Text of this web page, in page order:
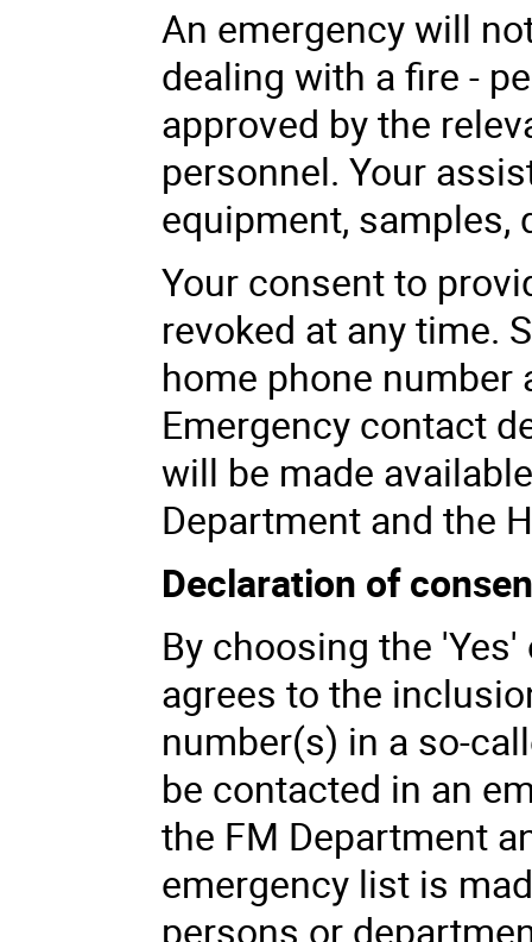
An emergency will
dealing with a fire -
approved by the
personnel. Your
equipment, samples,
Your consent to
revoked at any time.
home phone
Emergency contact
will be made
Department and the
Declaration of
By choosing the
agrees to the
number(s) in a so-
be contacted in an
the FM Department
emergency list is
persons or